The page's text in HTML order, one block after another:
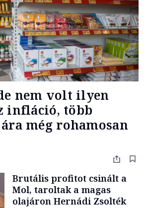
nem volt ilyen
infláció, több
még rohamosan
Brutális profitot csinált a
Mol, taroltak a magas
olajáron Hernádi Zsolték